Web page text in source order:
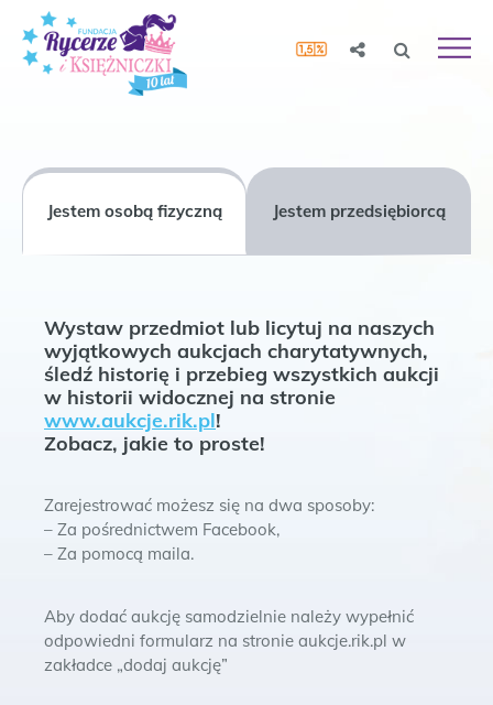
Jestem osobą fizyczną Jestem przedsiębiorcą
Wystaw przedmiot lub licytuj na naszych
wyjątkowych aukcjach charytatywnych,
śledź historię i przebieg wszystkich aukcji
w historii widocznej na stronie
www.aukcje.rik.pl!
Zobacz, jakie to proste!
Zarejestrować możesz się na dwa sposoby:
– Za pośrednictwem Facebook,
– Za pomocą maila.
Aby dodać aukcję samodzielnie należy wypełnić
odpowiedni formularz na stronie aukcje.rik.pl w
zakładce „dodaj aukcję”